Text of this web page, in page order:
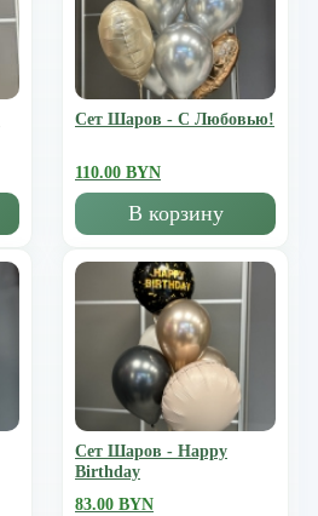
Сет Шаров - С Любовью!
110.00 BYN
В корзину
Сет Шаров - Happy
Birthday
83.00 BYN